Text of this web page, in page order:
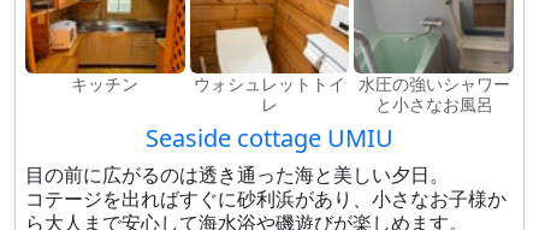
キッチン
ウォシュレットトイ
レ
水圧の強いシャワー
と小さなお風呂
Seaside cottage UMIU
目の前に広がるのは透き通った海と美しい夕日。
コテージを出ればすぐに砂利浜があり、小さなお子様か
ら大人まで安心して海水浴や磯遊びが楽しめます。